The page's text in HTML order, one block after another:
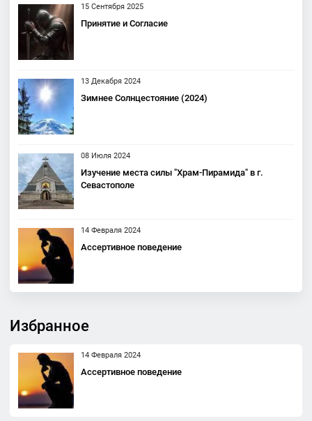
15 Сентября 2025
Принятие и Согласие
13 Декабря 2024
Зимнее Солнцестояние (2024)
08 Июля 2024
Изучение места силы "Храм-Пирамида" в г.
Севастополе
14 Февраля 2024
Ассертивное поведение
Избранное
14 Февраля 2024
Ассертивное поведение